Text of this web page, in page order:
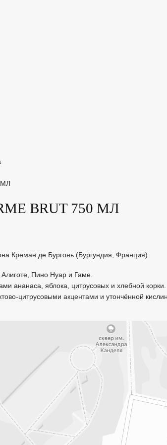
МЛ
BRUT 750 МЛ
Креман де Бургонь (Бургундия, Франция).
Пино Нуар и Гаме.
ананаса, яблока, цитрусовых и хлебной корки.
цитрусовыми акцентами и утончённой